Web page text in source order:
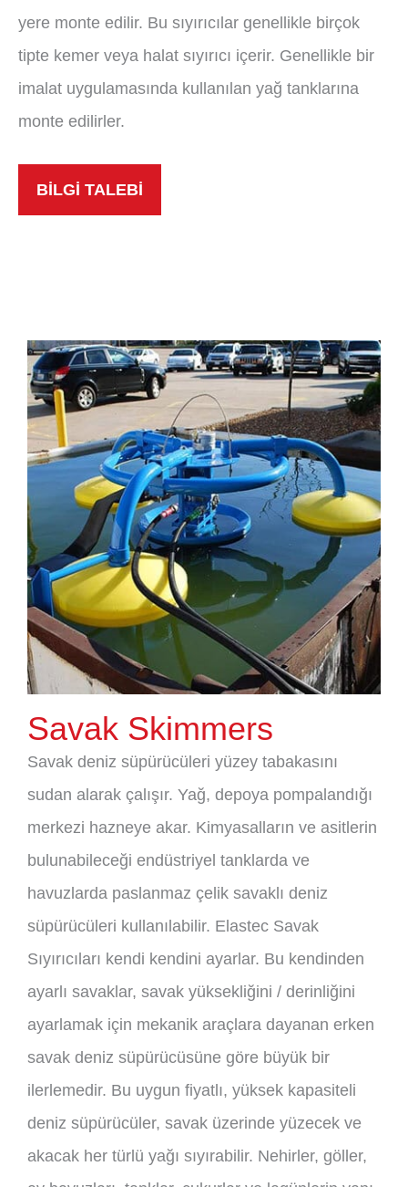
yere monte edilir. Bu sıyırıcılar genellikle birçok
tipte kemer veya halat sıyırıcı içerir. Genellikle bir
imalat uygulamasında kullanılan yağ tanklarına
monte edilirler.
BİLGİ TALEBİ
Savak Skimmers
Savak deniz süpürücüleri yüzey tabakasını
sudan alarak çalışır. Yağ, depoya pompalandığı
merkezi hazneye akar. Kimyasalların ve asitlerin
bulunabileceği endüstriyel tanklarda ve
havuzlarda paslanmaz çelik savaklı deniz
süpürücüleri kullanılabilir. Elastec Savak
Sıyırıcıları kendi kendini ayarlar. Bu kendinden
ayarlı savaklar, savak yüksekliğini / derinliğini
ayarlamak için mekanik araçlara dayanan erken
savak deniz süpürücüsüne göre büyük bir
ilerlemedir. Bu uygun fiyatlı, yüksek kapasiteli
deniz süpürücüler, savak üzerinde yüzecek ve
akacak her türlü yağı sıyırabilir. Nehirler, göller,